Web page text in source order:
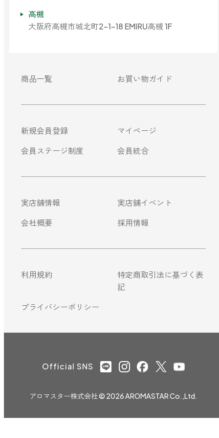
高槻
大阪府高槻市城北町2-1-18 EMIRU高槻 1F
商品一覧 お買い物ガイド
新規会員登録
マイページ
会員ステージ制度
会員統合
実店舗情報
実店舗イベント
会社概要
採用情報
利用規約
特定商取引法に基づく表
記
プライバシーポリシー
Official SNS
アロマスター株式会社© 2026 AROMASTAR Co.,Ltd.